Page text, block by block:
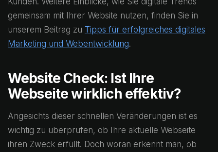
gemeinsam mit Ihrer Website nutzen, finden Sie in
unserem Beitrag zu Tipps für erfolgreiches digitales
Marketing und Webentwicklung.
Website Check: Ist Ihre
Webseite wirklich effektiv?
Angesichts dieser schnellen Veränderungen ist es
wichtig zu überprüfen, ob Ihre aktuelle Webseite
ihren Zweck erfüllt. Doch woran erkennt man, ob